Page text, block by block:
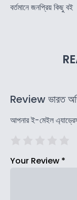
বর্তমানে জনপ্রিয় কিছু বই
Review ভারত
আপনার ই-মেইল
Your Review *